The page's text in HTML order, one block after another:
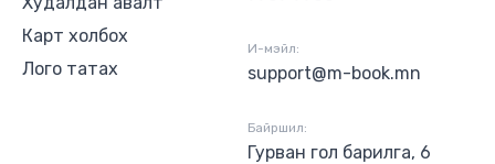
Карт холбох
Лого татах
И-мэйл:
support@m-book.mn
Байршил:
Гурван гол барилга, 6